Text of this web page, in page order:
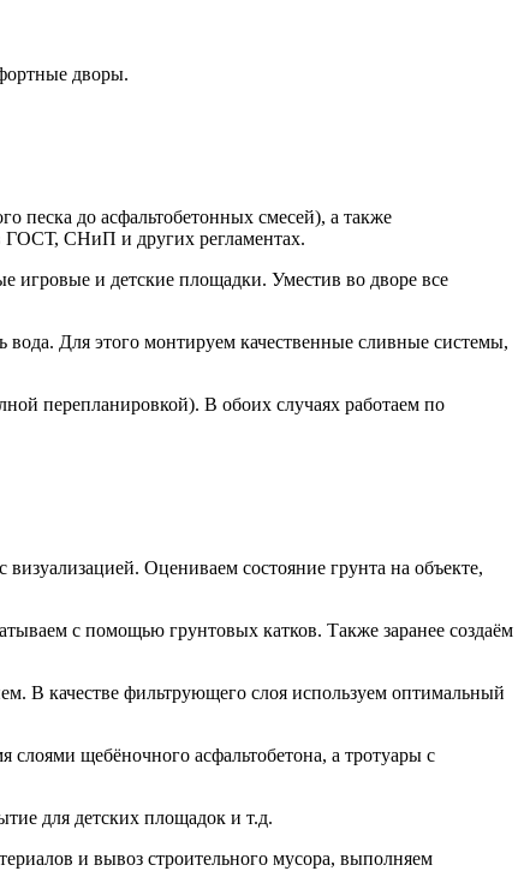
дворы.
песка до асфальтобетонных смесей), а также
ГОСТ, СНиП и других регламентах.
игровые и детские площадки. Уместив во дворе все
Для этого монтируем качественные сливные системы,
перепланировкой). В обоих случаях работаем по
Оцениваем состояние грунта на объекте,
с помощью грунтовых катков. Также заранее создаём
В качестве фильтрующего слоя используем оптимальный
слоями щебёночного асфальтобетона, а тротуары с
для детских площадок и т.д.
и вывоз строительного мусора, выполняем